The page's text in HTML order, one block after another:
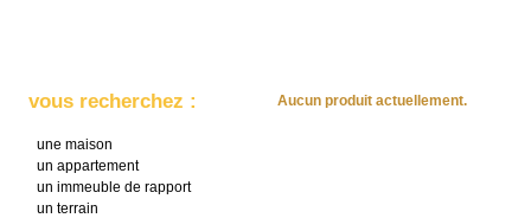
vous recherchez :
une maison
un appartement
un immeuble de rapport
un terrain
Aucun produit actuellement.